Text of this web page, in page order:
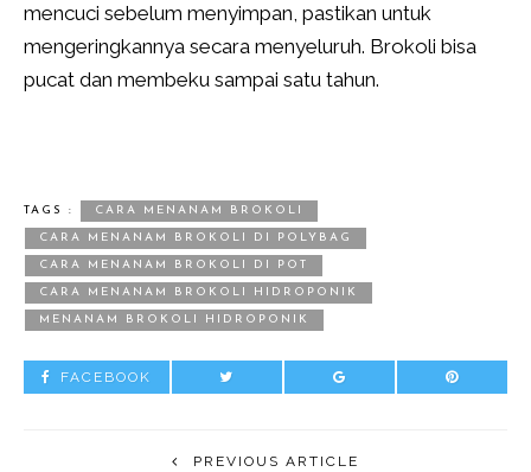
mencuci sebelum menyimpan, pastikan untuk
mengeringkannya secara menyeluruh. Brokoli bisa
pucat dan membeku sampai satu tahun.
TAGS : CARA MENANAM BROKOLI
CARA MENANAM BROKOLI DI POLYBAG
CARA MENANAM BROKOLI DI POT
CARA MENANAM BROKOLI HIDROPONIK
MENANAM BROKOLI HIDROPONIK
FACEBOOK
PREVIOUS ARTICLE